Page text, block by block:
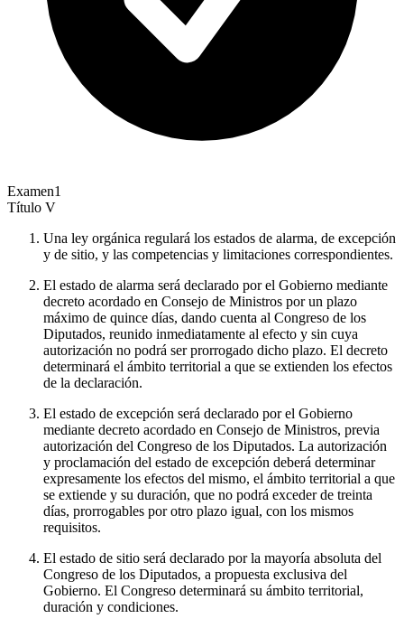
Examen1
Título V
Una ley orgánica regulará los estados de alarma, de excepción
y de sitio, y las competencias y limitaciones correspondientes.
El estado de alarma será declarado por el Gobierno mediante
decreto acordado en Consejo de Ministros por un plazo
máximo de quince días, dando cuenta al Congreso de los
Diputados, reunido inmediatamente al efecto y sin cuya
autorización no podrá ser prorrogado dicho plazo. El decreto
determinará el ámbito territorial a que se extienden los efectos
de la declaración.
El estado de excepción será declarado por el Gobierno
mediante decreto acordado en Consejo de Ministros, previa
autorización del Congreso de los Diputados. La autorización
y proclamación del estado de excepción deberá determinar
expresamente los efectos del mismo, el ámbito territorial a que
se extiende y su duración, que no podrá exceder de treinta
días, prorrogables por otro plazo igual, con los mismos
requisitos.
El estado de sitio será declarado por la mayoría absoluta del
Congreso de los Diputados, a propuesta exclusiva del
Gobierno. El Congreso determinará su ámbito territorial,
duración y condiciones.